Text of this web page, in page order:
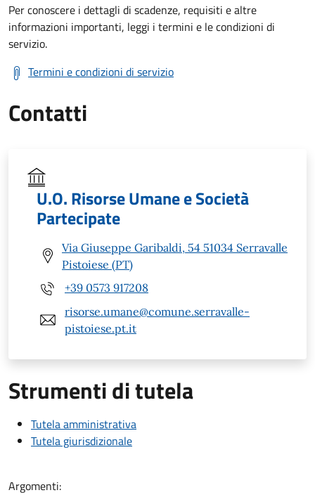
Per conoscere i dettagli di scadenze, requisiti e altre
informazioni importanti, leggi i termini e le condizioni di
servizio.
Termini e condizioni di servizio
Contatti
U.O. Risorse Umane e Società
Partecipate
Via Giuseppe Garibaldi, 54 51034 Serravalle
Pistoiese (PT)
+39 0573 917208
risorse.umane@comune.serravalle-
pistoiese.pt.it
Strumenti di tutela
Tutela amministrativa
Tutela giurisdizionale
Argomenti: